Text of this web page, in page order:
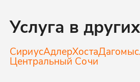
Услуга в
СириусАдлерХостаДагомыс
Центральный Сочи